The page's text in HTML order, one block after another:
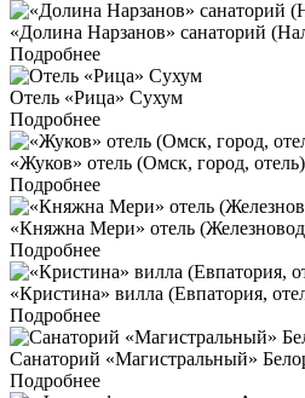
«Долина Нарзанов» санаторий
Подробнее
Отель «Рица» Сухум
Подробнее
«Жуков» отель (Омск, город, отель)
Подробнее
«Княжна Мери» отель
Подробнее
«Кристина» вилла (Евпатория,
Подробнее
Санаторий «Магистральный»
Подробнее